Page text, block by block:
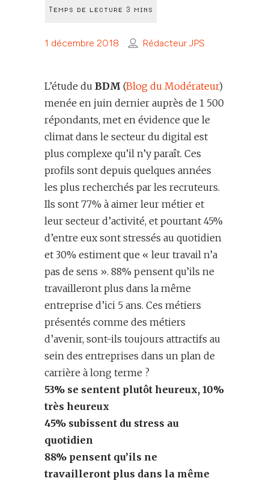
1 décembre 2018 Rédacteur JPS
L’étude du BDM (Blog du Modérateur)
menée en juin dernier auprès de 1 500
répondants, met en évidence que le
climat dans le secteur du digital est
plus complexe qu’il n’y paraît. Ces
profils sont depuis quelques années
les plus recherchés par les recruteurs.
Ils sont 77% à aimer leur métier et
leur secteur d’activité, et pourtant 45%
d’entre eux sont stressés au quotidien
et 30% estiment que « leur travail n’a
pas de sens ». 88% pensent qu’ils ne
travailleront plus dans la même
entreprise d’ici 5 ans. Ces métiers
présentés comme des métiers
d’avenir, sont-ils toujours attractifs au
sein des entreprises dans un plan de
carrière à long terme ?
53% se sentent plutôt heureux, 10%
très heureux
45% subissent du stress au
quotidien
88% pensent qu’ils ne
travailleront plus dans la même